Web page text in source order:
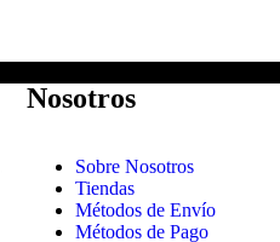
Nosotros
Sobre Nosotros
Tiendas
Métodos de Envío
Métodos de Pago